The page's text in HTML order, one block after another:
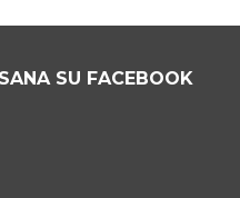
SU FACEBOOK